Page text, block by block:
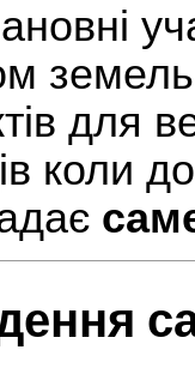
для
коли